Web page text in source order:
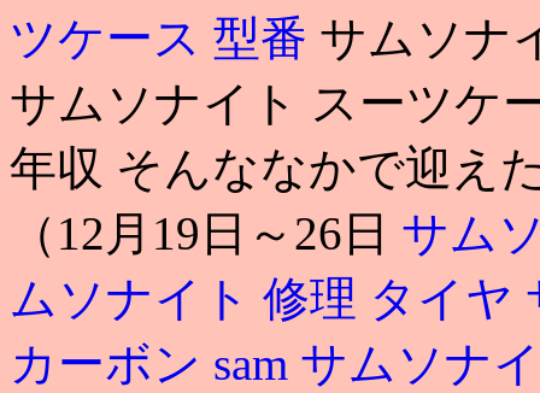
ツケース 型番 サムソナ
サムソナイト スーツケ
年収 そんななかで迎え
（12月19日～26日 サム
ムソナイト 修理 タイヤ
カーボン sam サムソナ